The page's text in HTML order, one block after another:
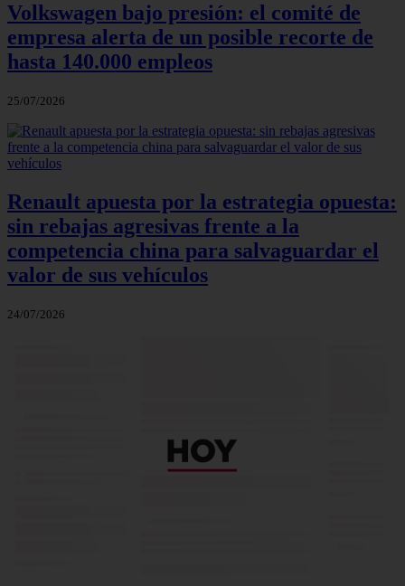
Volkswagen bajo presión: el comité de
empresa alerta de un posible recorte de
hasta 140.000 empleos
25/07/2026
Renault apuesta por la estrategia opuesta:
sin rebajas agresivas frente a la
competencia china para salvaguardar el
valor de sus vehículos
24/07/2026